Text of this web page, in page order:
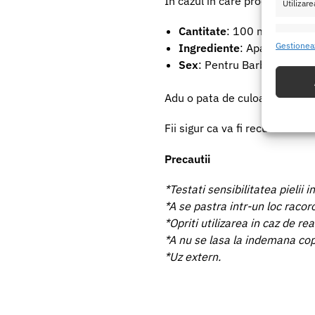
baza
Cantitate: 100 ml
Ingrediente: Apa,
Sex: Pentru Barbati
Adu o pata de culoare in
Fii sigur ca va fi
Precautii
*Testati sensibilitatea pielii
*A se pastra intr-un loc
*Opriti utilizarea in caz de
*A nu se lasa la indemana
*Uz extern.